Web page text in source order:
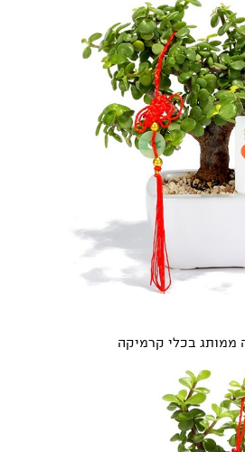
ממותג בכלי קרמיקה